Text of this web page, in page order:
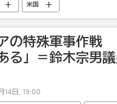
米国
の特殊軍事作戦
る」＝鈴木宗男
14日, 19:00